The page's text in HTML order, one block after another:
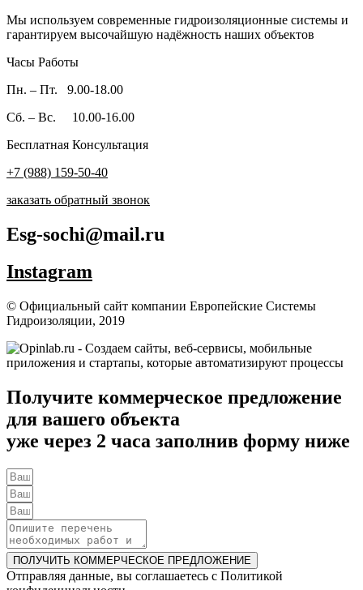
Мы используем современные гидроизоляционные системы и
гарантируем высочайшую надёжность наших объектов
Часы Работы
Пн. – Пт. 9.00-18.00
Сб. – Вс. 10.00-16.00
Бесплатная Консультация
+7 (988) 159-50-40
заказать обратный звонок
Esg-sochi@mail.ru
Instagram
© Официальный сайт компании Европейские Системы
Гидроизоляции, 2019
Получите коммерческое предложение
для вашего объекта
уже через 2 часа заполнив форму ниже
ПОЛУЧИТЬ КОММЕРЧЕСКОЕ ПРЕДЛОЖЕНИЕ
Отправляя данные, вы соглашаетесь c Политикой